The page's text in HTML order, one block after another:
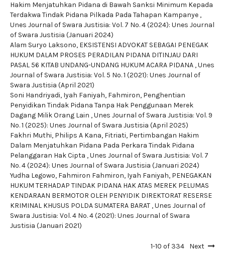
Hakim Menjatuhkan Pidana di Bawah Sanksi Minimum Kepada
Terdakwa Tindak Pidana Pilkada Pada Tahapan Kampanye ,
Unes Journal of Swara Justisia: Vol. 7 No. 4 (2024): Unes Journal
of Swara Justisia (Januari 2024)
Alam Suryo Laksono, EKSISTENSI ADVOKAT SEBAGAI PENEGAK
HUKUM DALAM PROSES PERADILAN PIDANA DITINJAU DARI
PASAL 56 KITAB UNDANG-UNDANG HUKUM ACARA PIDANA ,Unes
Journal of Swara Justisia: Vol. 5 No. 1 (2021): Unes Journal of
Swara Justisia (April 2021)
Soni Handriyadi, Iyah Faniyah, Fahmiron, Penghentian
Penyidikan Tindak Pidana Tanpa Hak Penggunaan Merek
Dagang Milik Orang Lain ,Unes Journal of Swara Justisia: Vol. 9
No. 1 (2025): Unes Journal of Swara Justisia (April 2025)
Fakhri Muthi, Philips A Kana, Fitriati, Pertimbangan Hakim
Dalam Menjatuhkan Pidana Pada Perkara Tindak Pidana
Pelanggaran Hak Cipta ,Unes Journal of Swara Justisia: Vol. 7
No. 4 (2024): Unes Journal of Swara Justisia (Januari 2024)
Yudha Legowo, Fahmiron Fahmiron, Iyah Faniyah, PENEGAKAN
HUKUM TERHADAP TINDAK PIDANA HAK ATAS MEREK PELUMAS
KENDARAAN BERMOTOR OLEH PENYIDIK DIREKTORAT RESERSE
KRIMINAL KHUSUS POLDA SUMATERA BARAT ,Unes Journal of
Swara Justisia: Vol. 4 No. 4 (2021): Unes Journal of Swara
Justisia (Januari 2021)
1-10 of 334 Next